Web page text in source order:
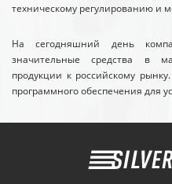
техническому регулированию и
На сегодняшний день
значительные средства в
продукции к российскому
программного обеспечения для